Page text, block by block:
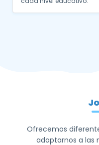
Ofrecemos
adaptarnos a las